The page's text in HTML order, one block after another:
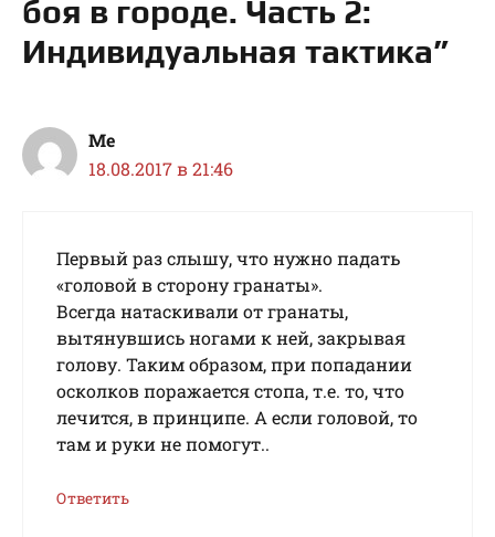
боя в городе. Часть 2:
Индивидуальная тактика”
Me
18.08.2017 в 21:46
Первый раз слышу, что нужно падать
«головой в сторону гранаты».
Всегда натаскивали от гранаты,
вытянувшись ногами к ней, закрывая
голову. Таким образом, при попадании
осколков поражается стопа, т.е. то, что
лечится, в принципе. А если головой, то
там и руки не помогут..
Ответить